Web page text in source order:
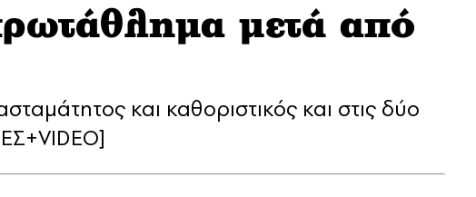
μετά από
και καθοριστικός και στις δύο